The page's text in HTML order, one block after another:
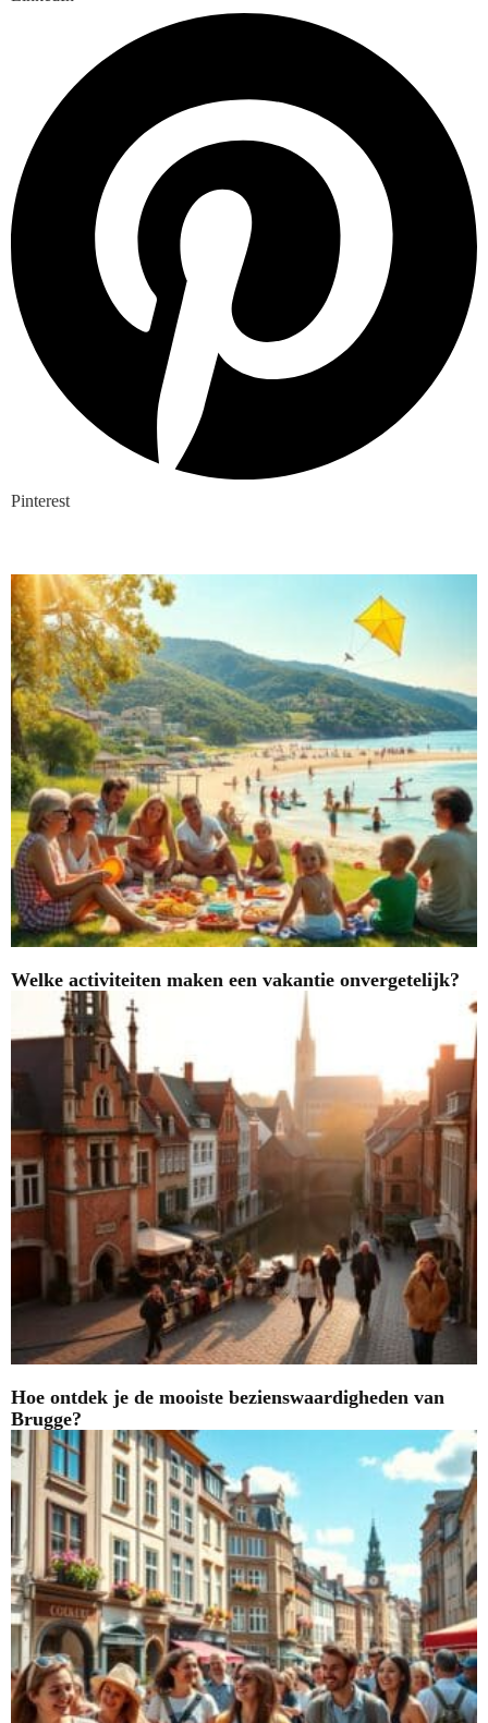
Pinterest
Welke activiteiten maken een vakantie onvergetelijk?
Hoe ontdek je de mooiste bezienswaardigheden van
Brugge?